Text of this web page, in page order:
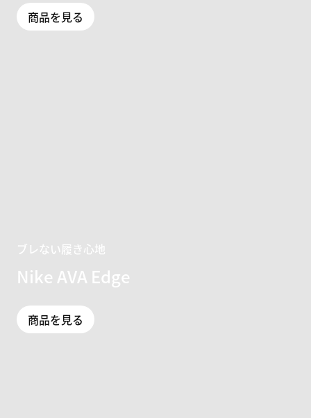
商品を見る
ブレない履き心地
Nike AVA Edge
商品を見る